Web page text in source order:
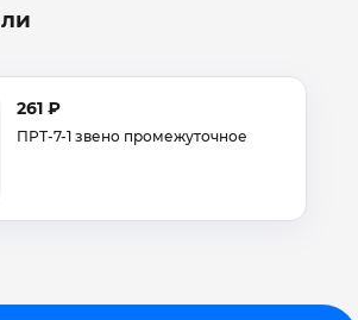
261 ₽
ПРТ-7-1 звено промежуточное